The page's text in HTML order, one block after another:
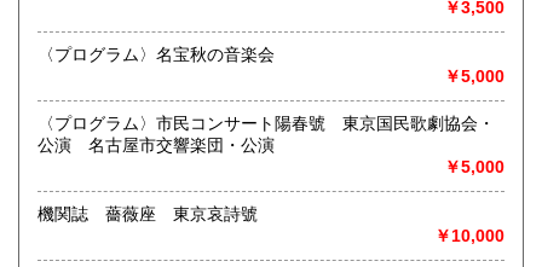
図、宗教、芸能、美術、文学、雑誌等)に力を入れておりま
す。
又書画骨董品も別部門で取り扱いしておりますので引越し増
愛知県・岐阜県を中心に近県の方、日時打ち合わせの後、ご
訪問し、見積もり・買入をさせていただきます。
まずはお気軽にご連絡ください。
お品物を送料着払いでお送りいただければ、即日に評価しご
連絡ご送金いたします。
￥3,500
〈プログラム〉名宝秋の音楽会
￥5,000
〈プログラム〉市民コンサート陽春號 東京国民歌劇協会・
公演 名古屋市交響楽団・公演
￥5,000
機関誌 薔薇座 東京哀詩號
￥10,000